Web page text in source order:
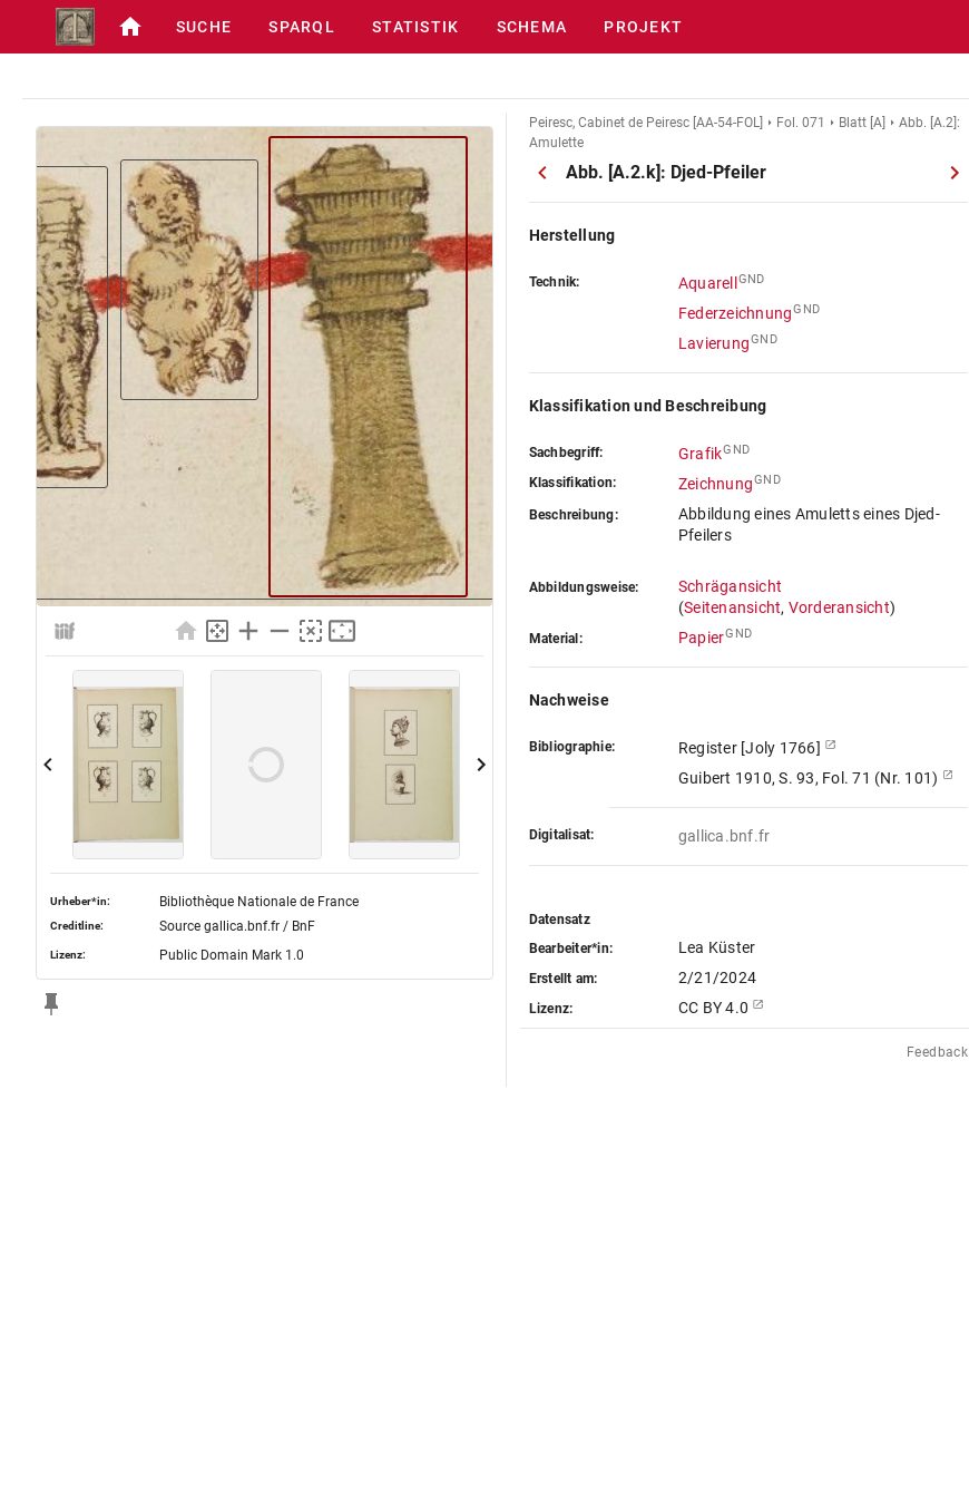
SUCHE SPARQL STATISTIK SCHEMA PROJEKT
Urheber*in: Bibliothèque Nationale de France
Creditline: Source gallica.bnf.fr / BnF
Lizenz: Public Domain Mark 1.0
Peiresc, Cabinet de Peiresc [AA-54-FOL] Fol. 071 Blatt [A]
Abb. [A.2]:
Amulette
Abb. [A.2.k]: Djed-Pfeiler
Herstellung
Technik: Aquarell GND
FederzeichnungGND
LavierungGND
Klassifikation und Beschreibung
Sachbegriff: GrafikGND
Klassifikation: ZeichnungGND
Beschreibung:
Abbildung eines Amuletts eines Djed-
Pfeilers
Abbildungsweise:
Schrägansicht
(Seitenansicht, Vorderansicht)
Material: PapierGND
Nachweise
Bibliographie:
Register [Joly 1766]
Guibert 1910, S. 93, Fol. 71 (Nr. 101)
Digitalisat: gallica.bnf.fr
Datensatz
Bearbeiter*in:
Lea Küster
Erstellt am: 2/21/2024
Lizenz: CC BY 4.0
Feedback